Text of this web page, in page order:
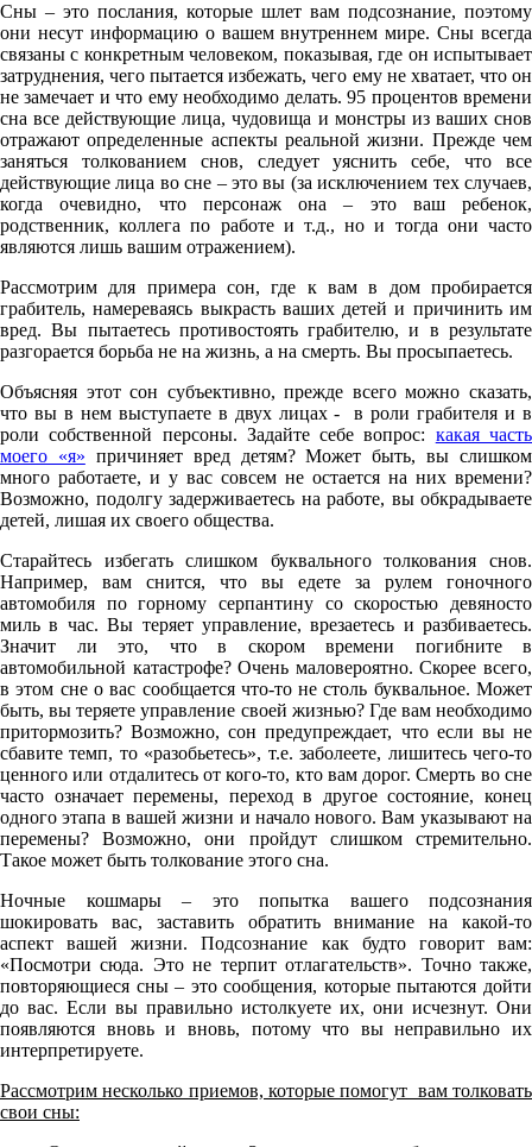
Сны – это послания, которые шлет вам подсознание, поэтому
они несут информацию о вашем внутреннем мире. Сны всегда
связаны с конкретным человеком, показывая, где он испытывает
затруднения, чего пытается избежать, чего ему не хватает, что он
не замечает и что ему необходимо делать. 95 процентов времени
сна все действующие лица, чудовища и монстры из ваших снов
отражают определенные аспекты реальной жизни. Прежде чем
заняться толкованием снов, следует уяснить себе, что все
действующие лица во сне – это вы (за исключением тех случаев,
когда очевидно, что персонаж она – это ваш ребенок,
родственник, коллега по работе и т.д., но и тогда они часто
являются лишь вашим отражением).
Рассмотрим для примера сон, где к вам в дом пробирается
грабитель, намереваясь выкрасть ваших детей и причинить им
вред. Вы пытаетесь противостоять грабителю, и в результате
разгорается борьба не на жизнь, а на смерть. Вы просыпаетесь.
Объясняя этот сон субъективно, прежде всего можно сказать,
что вы в нем выступаете в двух лицах - в роли грабителя и в
роли собственной персоны. Задайте себе вопрос: какая часть
моего «я» причиняет вред детям? Может быть, вы слишком
много работаете, и у вас совсем не остается на них времени?
Возможно, подолгу задерживаетесь на работе, вы обкрадываете
детей, лишая их своего общества.
Старайтесь избегать слишком буквального толкования снов.
Например, вам снится, что вы едете за рулем гоночного
автомобиля по горному серпантину со скоростью девяносто
миль в час. Вы теряет управление, врезаетесь и разбиваетесь.
Значит ли это, что в скором времени погибните в
автомобильной катастрофе? Очень маловероятно. Скорее всего,
в этом сне о вас сообщается что-то не столь буквальное. Может
быть, вы теряете управление своей жизнью? Где вам необходимо
притормозить? Возможно, сон предупреждает, что если вы не
сбавите темп, то «разобьетесь», т.е. заболеете, лишитесь чего-то
ценного или отдалитесь от кого-то, кто вам дорог. Смерть во сне
часто означает перемены, переход в другое состояние, конец
одного этапа в вашей жизни и начало нового. Вам указывают на
перемены? Возможно, они пройдут слишком стремительно.
Такое может быть толкование этого сна.
Ночные кошмары – это попытка вашего подсознания
шокировать вас, заставить обратить внимание на какой-то
аспект вашей жизни. Подсознание как будто говорит вам:
«Посмотри сюда. Это не терпит отлагательств». Точно также,
повторяющиеся сны – это сообщения, которые пытаются дойти
до вас. Если вы правильно истолкуете их, они исчезнут. Они
появляются вновь и вновь, потому что вы неправильно их
интерпретируете.
Рассмотрим несколько приемов, которые помогут вам толковать
свои сны: